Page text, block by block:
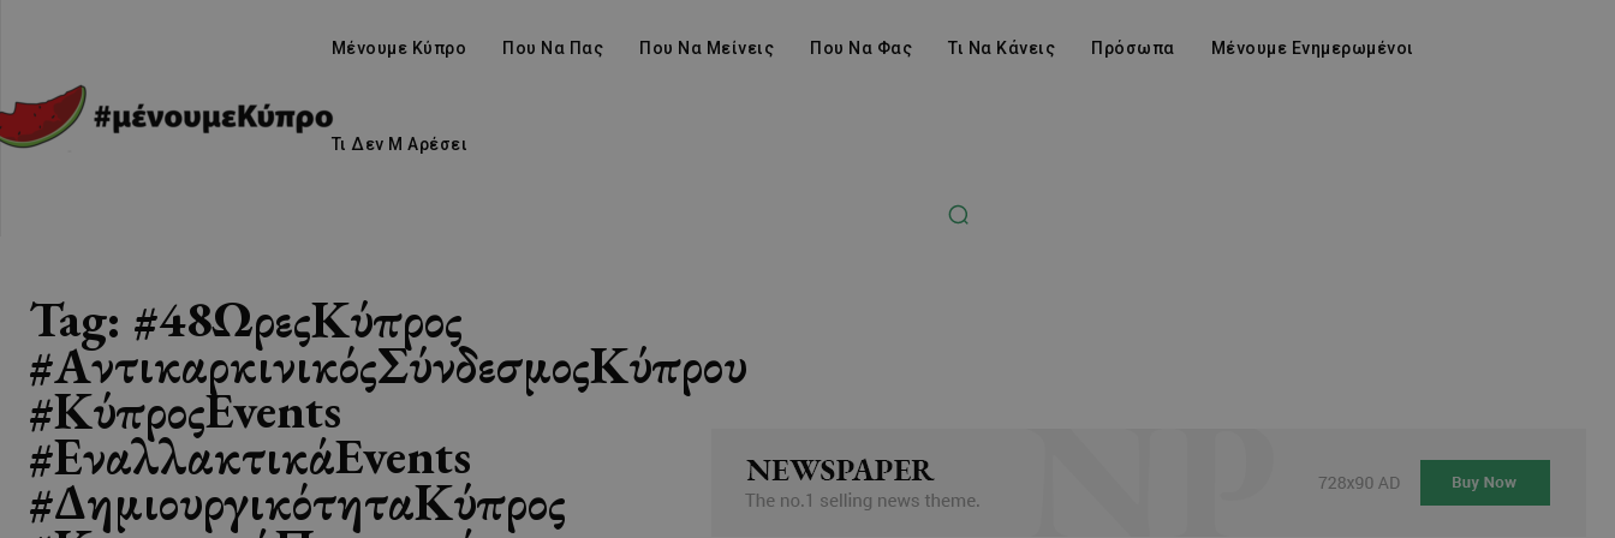
Μένουμε Κύπρο Που Να Πας Που Να Μείνεις Που Να Φας Τι Να Κάνεις Πρόσωπα Μένουμε Ενημερωμένοι
Τι Δεν Μ Αρέσει
Tag: #48ΩρεςΚύπρος
#ΑντικαρκινικόςΣύνδεσμοςΚύπρου
#ΚύπροςEvents
#ΕναλλακτικάEvents
#ΔημιουργικότηταΚύπρος